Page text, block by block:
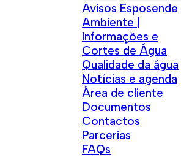
Avisos Esposende
Ambiente |
Informações e
Cortes de Água
Qualidade da água
Notícias e agenda
Área de cliente
Documentos
Contactos
Parcerias
FAQs